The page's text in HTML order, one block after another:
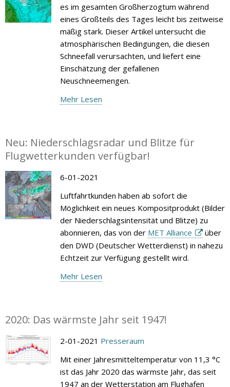
es im gesamten Großherzogtum während
eines Großteils des Tages leicht bis zeitweise
mäßig stark. Dieser Artikel untersucht die
atmosphärischen Bedingungen, die diesen
Schneefall verursachten, und liefert eine
Einschätzung der gefallenen
Neuschneemengen.
Mehr Lesen
Neu: Niederschlagsradar und Blitze für
Flugwetterkunden verfügbar!
6-01-2021
Luftfahrtkunden haben ab sofort die
Möglichkeit ein neues Kompositprodukt (Bilder
der Niederschlagsintensität und Blitze) zu
abonnieren, das von der MET Alliance
über
den DWD (Deutscher Wetterdienst) in nahezu
Echtzeit zur Verfügung gestellt wird.
Mehr Lesen
2020: Das wärmste Jahr seit 1947!
2-01-2021 Presseraum
Mit einer Jahresmitteltemperatur von 11,3 °C
ist das Jahr 2020 das wärmste Jahr, das seit
1947 an der Wetterstation am Flughafen